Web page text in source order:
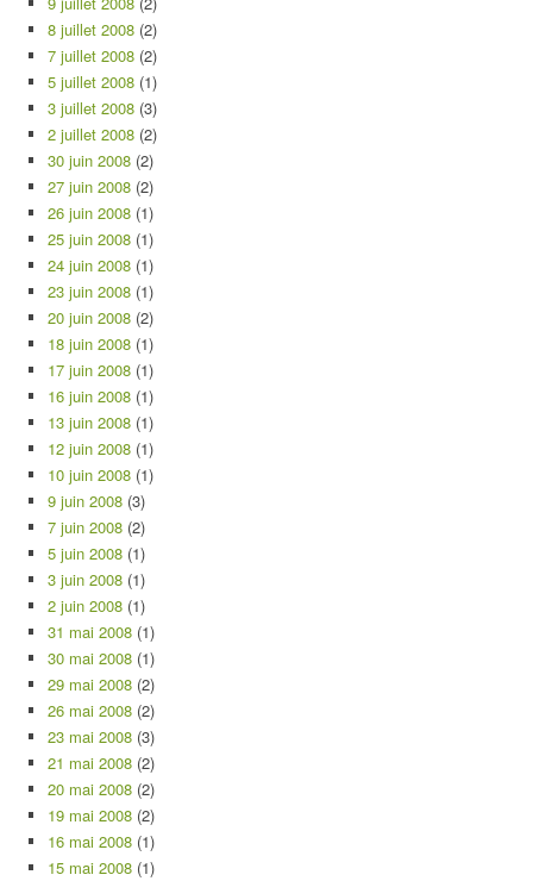
8 juillet 2008 (2)
7 juillet 2008 (2)
5 juillet 2008 (1)
3 juillet 2008 (3)
2 juillet 2008 (2)
30 juin 2008 (2)
27 juin 2008 (2)
26 juin 2008 (1)
25 juin 2008 (1)
24 juin 2008 (1)
23 juin 2008 (1)
20 juin 2008 (2)
18 juin 2008 (1)
17 juin 2008 (1)
16 juin 2008 (1)
13 juin 2008 (1)
12 juin 2008 (1)
10 juin 2008 (1)
9 juin 2008 (3)
7 juin 2008 (2)
5 juin 2008 (1)
3 juin 2008 (1)
2 juin 2008 (1)
31 mai 2008 (1)
30 mai 2008 (1)
29 mai 2008 (2)
26 mai 2008 (2)
23 mai 2008 (3)
21 mai 2008 (2)
20 mai 2008 (2)
19 mai 2008 (2)
16 mai 2008 (1)
15 mai 2008 (1)